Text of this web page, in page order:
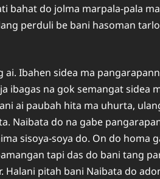
bahat do jolma marpala-pala
perduli be bani hasoman
Ibahen sidea ma
ibagas na gok semangat sidea
ai paubah hita ma uhurta,
Naibata do na gabe
sisoya-soya do. On do homa
tapi das do bani tang
pitah bani Naibata do